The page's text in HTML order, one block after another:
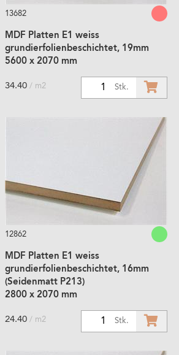
13682
MDF Platten E1 weiss
grundierfolienbeschichtet, 19mm
5600 x 2070 mm
Stk.
34.40 / m2
12862
MDF Platten E1 weiss
grundierfolienbeschichtet, 16mm
(Seidenmatt P213)
2800 x 2070 mm
Stk.
24.40 / m2